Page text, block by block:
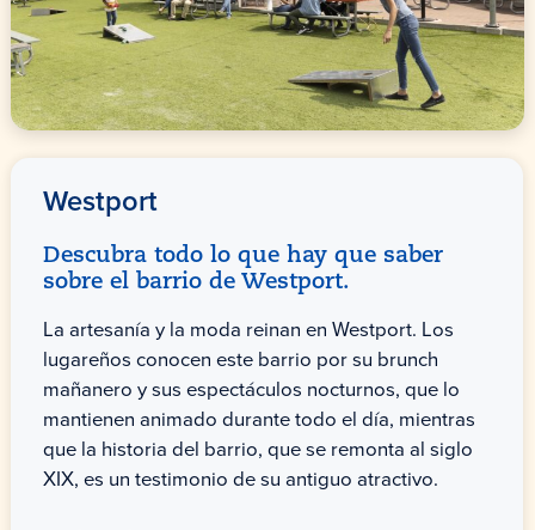
Westport
Descubra todo lo que hay que saber
sobre el barrio de Westport.
La artesanía y la moda reinan en Westport. Los
lugareños conocen este barrio por su brunch
mañanero y sus espectáculos nocturnos, que lo
mantienen animado durante todo el día, mientras
que la historia del barrio, que se remonta al siglo
XIX, es un testimonio de su antiguo atractivo.